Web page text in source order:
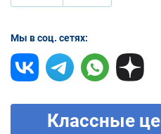
Мы в соц. сетях:
Классные